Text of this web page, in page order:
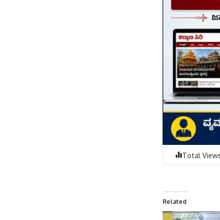
Total
Related